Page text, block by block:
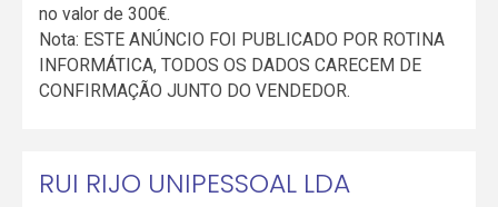
no valor de 300€.
Nota: ESTE ANÚNCIO FOI PUBLICADO POR ROTINA
INFORMÁTICA, TODOS OS DADOS CARECEM DE
CONFIRMAÇÃO JUNTO DO VENDEDOR.
RUI RIJO UNIPESSOAL LDA